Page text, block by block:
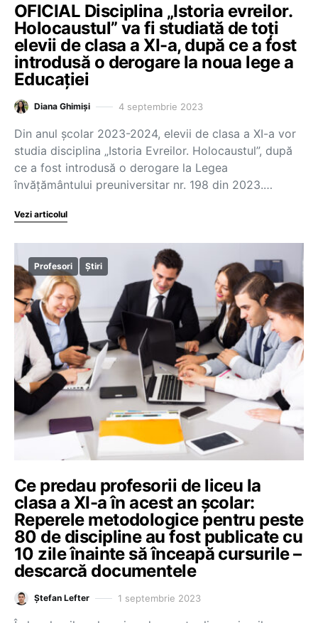
OFICIAL Disciplina „Istoria evreilor.
Holocaustul” va fi studiată de toți
elevii de clasa a XI-a, după ce a fost
introdusă o derogare la noua lege a
Educației
Diana Ghimiși 4 septembrie 2023
Din anul școlar 2023-2024, elevii de clasa a XI-a vor
studia disciplina „Istoria Evreilor. Holocaustul”, după
ce a fost introdusă o derogare la Legea
învățământului preuniversitar nr. 198 din 2023.…
Vezi articolul
Profesori Știri
Ce predau profesorii de liceu la
clasa a XI-a în acest an școlar:
Reperele metodologice pentru peste
80 de discipline au fost publicate cu
10 zile înainte să înceapă cursurile –
descarcă documentele
Ștefan Lefter 1 septembrie 2023